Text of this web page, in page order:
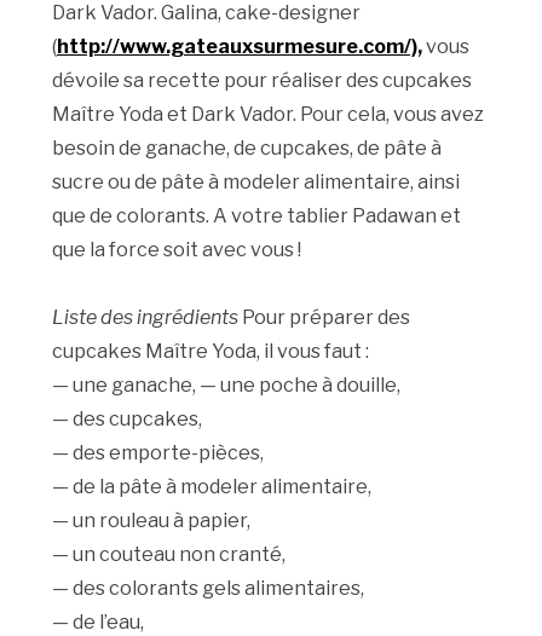
Dark Vador. Galina, cake-designer
(http://www.gateauxsurmesure.com/),vous
dévoile sa recette pour réaliser des cupcakes
Maître Yoda et Dark Vador. Pour cela, vous avez
besoin de ganache, de cupcakes, de pâte à
sucre ou de pâte à modeler alimentaire, ainsi
que de colorants. A votre tablier Padawan et
que la force soit avec vous !
Liste des ingrédients Pour préparer des
cupcakes Maître Yoda, il vous faut :
— une ganache, — une poche à douille,
— des cupcakes,
— des emporte-pièces,
— de la pâte à modeler alimentaire,
— un rouleau à papier,
— un couteau non cranté,
— des colorants gels alimentaires,
— de l’eau,